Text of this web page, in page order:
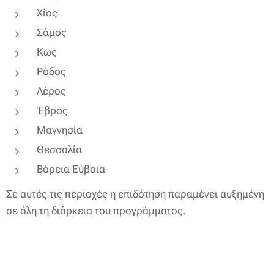
Χίος
Σάμος
Κως
Ρόδος
Λέρος
Έβρος
Μαγνησία
Θεσσαλία
Βόρεια Εύβοια
Σε αυτές τις περιοχές η επιδότηση παραμένει αυξημένη
σε όλη τη διάρκεια του προγράμματος.